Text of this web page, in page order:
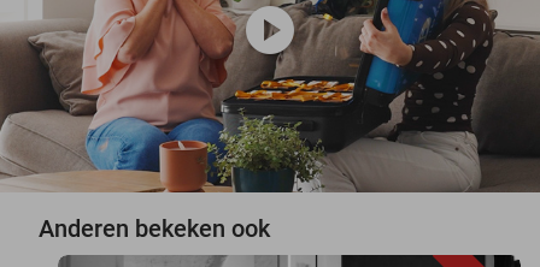
play_circle
Anderen bekeken ook